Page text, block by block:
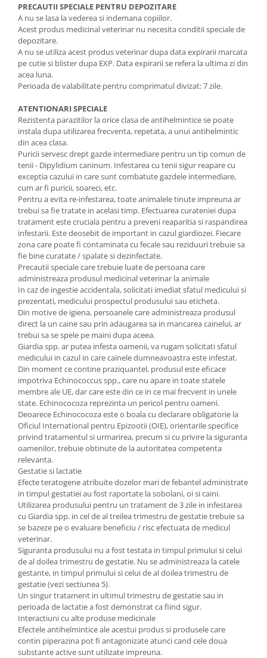
PRECAUTII SPECIALE PENTRU DEPOZITARE
A nu se lasa la vederea si indemana copiilor.
Acest produs medicinal veterinar nu necesita conditii speciale de
depozitare.
A nu se utiliza acest produs veterinar dupa data expirarii marcata
pe cutie si blister dupa EXP. Data expirarii se refera la ultima zi din
acea luna.
Perioada de valabilitate pentru comprimatul divizat: 7 zile.
ATENTIONARI SPECIALE
Rezistenta parazitilor la orice clasa de antihelmintice se poate
instala dupa utilizarea frecventa, repetata, a unui antihelmintic
din acea clasa.
Puricii servesc drept gazde intermediare pentru un tip comun de
tenii - Dipylidium caninum. Infestarea cu tenii sigur reapare cu
exceptia cazului in care sunt combatute gazdele intermediare,
cum ar fi puricii, soareci, etc.
Pentru a evita re-infestarea, toate animalele tinute impreuna ar
trebui sa fie tratate in acelasi timp. Efectuarea curateniei dupa
tratament este cruciala pentru a preveni reaparitia si raspandirea
infestarii. Este deosebit de important in cazul giardiozei. Fiecare
zona care poate fi contaminata cu fecale sau reziduuri trebuie sa
fie bine curatate / spalate si dezinfectate.
Precautii speciale care trebuie luate de persoana care
administreaza produsul medicinal veterinar la animale
In caz de ingestie accidentala, solicitati imediat sfatul medicului si
prezentati, medicului prospectul produsului sau eticheta.
Din motive de igiena, persoanele care administreaza produsul
direct la un caine sau prin adaugarea sa in mancarea cainelui, ar
trebui sa se spele pe maini dupa aceea.
Giardia spp. ar putea infesta oamenii, va rugam solicitati sfatul
medicului in cazul in care cainele dumneavoastra este infestat.
Din moment ce contine praziquantel, produsul este eficace
impotriva Echinococcus spp., care nu apare in toate statele
membre ale UE, dar care este din ce in ce mai frecvent in unele
state. Echinococoza reprezinta un pericol pentru oameni.
Deoarece Echinococoza este o boala cu declarare obligatorie la
Oficiul International pentru Epizootii (OIE), orientarile specifice
privind tratamentul si urmarirea, precum si cu privire la siguranta
oamenilor, trebuie obtinute de la autoritatea competenta
relevanta.
Gestatie si lactatie
Efecte teratogene atribuite dozelor mari de febantel administrate
in timpul gestatiei au fost raportate la sobolani, oi si caini.
Utilizarea produsului pentru un tratament de 3 zile in infestarea
cu Giardia spp. in cel de al treilea trimestru de gestatie trebuie sa
se bazeze pe o evaluare beneficiu / risc efectuata de medicul
veterinar.
Siguranta produsului nu a fost testata in timpul primului si celui
de al doilea trimestru de gestatie. Nu se administreaza la catele
gestante, in timpul primului si celui de al doilea trimestru de
gestatie (vezi sectiunea 5).
Un singur tratament in ultimul trimestru de gestatie sau in
perioada de lactatie a fost demonstrat ca fiind sigur.
Interactiuni cu alte produse medicinale
Efectele antihelmintice ale acestui produs si produsele care
contin piperazina pot fi antagonizate atunci cand cele doua
substante active sunt utilizate impreuna.